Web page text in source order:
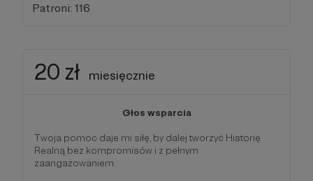
Patroni: 116
20 zł miesięcznie
Głos wsparcia
Twoja pomoc daje mi siłę, by dalej tworzyć Historię
Realną bez kompromisów i z pełnym
zaangażowaniem.